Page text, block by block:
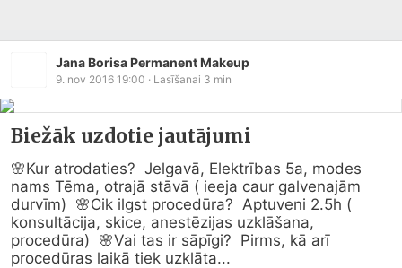
Jana Borisa Permanent Makeup
9. nov 2016 19:00 · Lasīšanai 3 min
Biežāk uzdotie jautājumi
🌸Kur atrodaties?  Jelgavā, Elektrības 5a, modes
nams Tēma, otrajā stāvā ( ieeja caur galvenajām
durvīm)  🌸Cik ilgst procedūra?  Aptuveni 2.5h (
konsultācija, skice, anestēzijas uzklāšana,
procedūra)  🌸Vai tas ir sāpīgi?  Pirms, kā arī
procedūras laikā tiek uzklāta...